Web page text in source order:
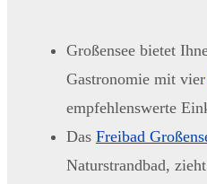
Großensee bietet
Gastronomie mit vier
empfehlenswerte
Das Freibad
Naturstrandbad,